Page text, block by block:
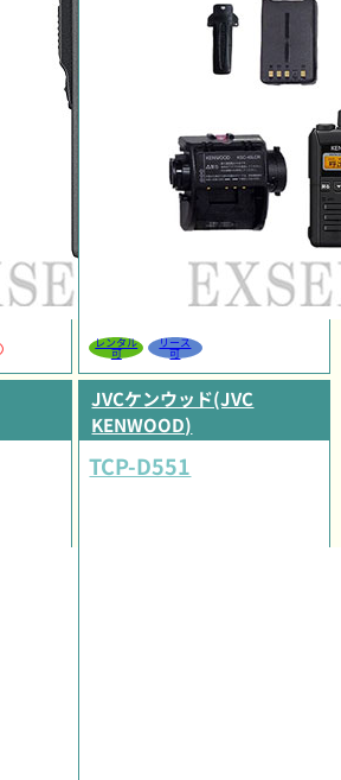
レンタル
可
リース
可
JVCケンウッド(JVC
KENWOOD)
TCP-D551